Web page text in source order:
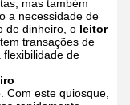
mas também
a necessidade de
de dinheiro, o leitor
transações de
de
Com este quiosque,